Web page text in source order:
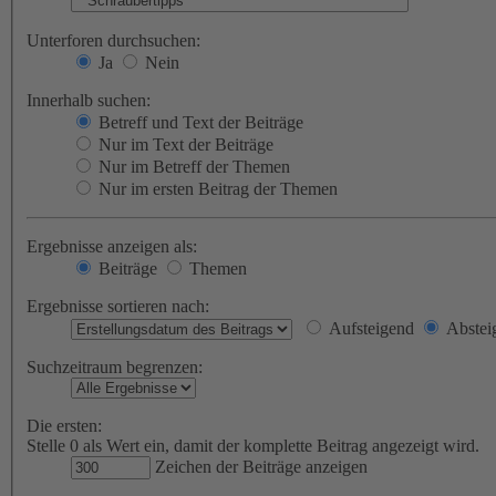
Unterforen durchsuchen:
Ja
Nein
Innerhalb suchen:
Betreff und Text der Beiträge
Nur im Text der Beiträge
Nur im Betreff der Themen
Nur im ersten Beitrag der Themen
Ergebnisse anzeigen als:
Beiträge
Themen
Ergebnisse sortieren nach:
Aufsteigend
Suchzeitraum begrenzen:
Die ersten:
Stelle 0 als Wert ein, damit der komplette Beitrag angezeigt wird.
Zeichen der Beiträge anzeigen